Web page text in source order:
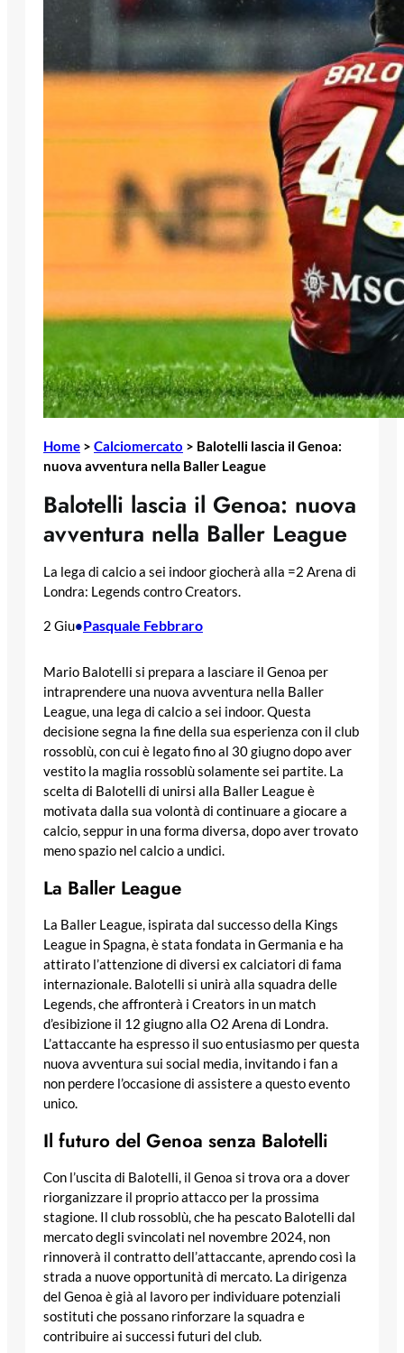
Home > Calciomercato > Balotelli lascia il Genoa:
nuova avventura nella Baller League
Balotelli lascia il Genoa: nuova
avventura nella Baller League
La lega di calcio a sei indoor giocherà alla =2 Arena di
Londra: Legends contro Creators.
2 Giu•Pasquale Febbraro
Mario Balotelli si prepara a lasciare il Genoa per
intraprendere una nuova avventura nella Baller
League, una lega di calcio a sei indoor. Questa
decisione segna la fine della sua esperienza con il club
rossoblù, con cui è legato fino al 30 giugno dopo aver
vestito la maglia rossoblù solamente sei partite. La
scelta di Balotelli di unirsi alla Baller League è
motivata dalla sua volontà di continuare a giocare a
calcio, seppur in una forma diversa, dopo aver trovato
meno spazio nel calcio a undici.
La Baller League
La Baller League, ispirata dal successo della Kings
League in Spagna, è stata fondata in Germania e ha
attirato l’attenzione di diversi ex calciatori di fama
internazionale. Balotelli si unirà alla squadra delle
Legends, che affronterà i Creators in un match
d’esibizione il 12 giugno alla O2 Arena di Londra.
L’attaccante ha espresso il suo entusiasmo per questa
nuova avventura sui social media, invitando i fan a
non perdere l’occasione di assistere a questo evento
unico.
Il futuro del Genoa senza Balotelli
Con l’uscita di Balotelli, il Genoa si trova ora a dover
riorganizzare il proprio attacco per la prossima
stagione. Il club rossoblù, che ha pescato Balotelli dal
mercato degli svincolati nel novembre 2024, non
rinnoverà il contratto dell’attaccante, aprendo così la
strada a nuove opportunità di mercato. La dirigenza
del Genoa è già al lavoro per individuare potenziali
sostituti che possano rinforzare la squadra e
contribuire ai successi futuri del club.